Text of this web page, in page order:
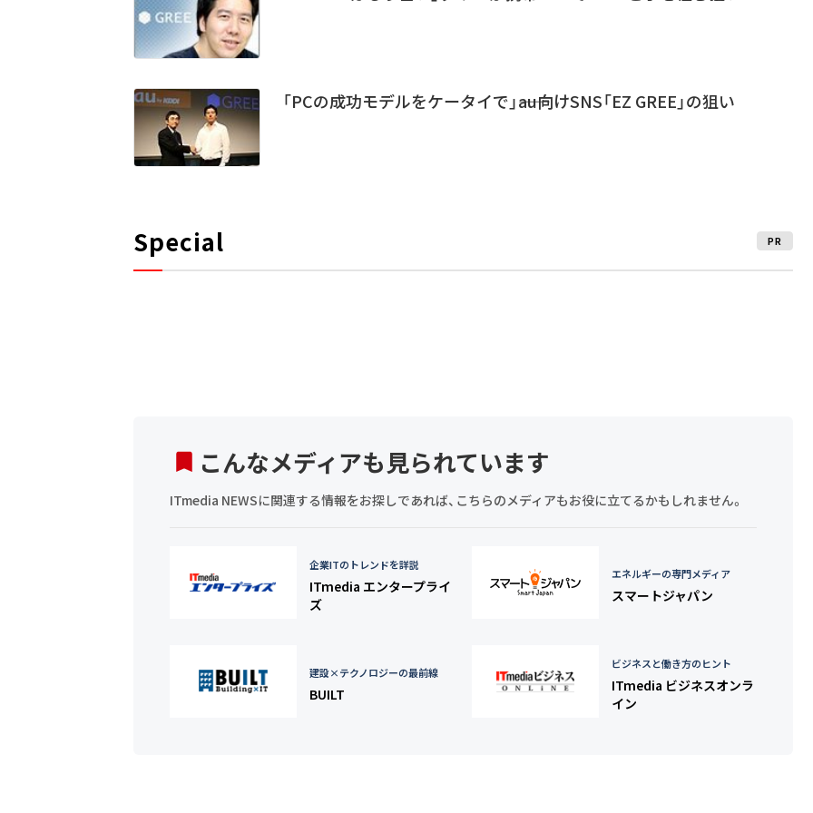
「PCの成功モデルをケータイで」――au向けSNS「EZ GREE」の狙い
Special PR
こんなメディアも見られています
ITmedia NEWSに関連する情報をお探しであれば、こちらのメディアもお役に立てるかもしれません。
企業ITのトレンドを詳説
ITmedia エンタープライ
ズ
エネルギーの専門メディア
スマートジャパン
建設×テクノロジーの最前線
BUILT
ビジネスと働き方のヒント
ITmedia ビジネスオンラ
イン